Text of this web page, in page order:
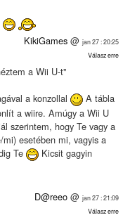
KikiGames @ jan 27 : 20:25
Válasz erre
a Wii U-t"
a konzollal
A tábla
a wiire. Amúgy a Wii U
szerintem, hogy Te vagy a
esetében mi, vagyis a
Te
Kicsit gagyin
D@reeo @ jan 27 : 21:09
Válasz erre